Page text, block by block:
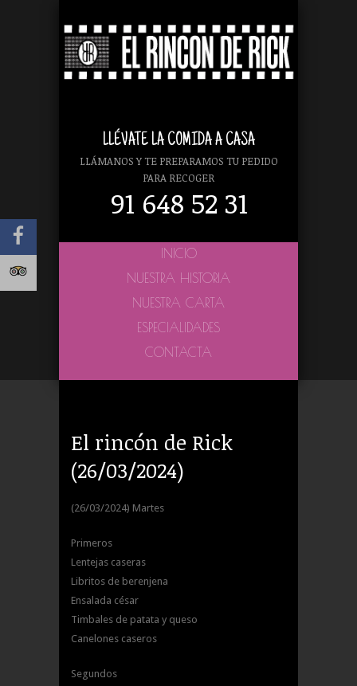
LLÉVATE LA COMIDA A CASA
LLÁMANOS Y TE PREPARAMOS TU PEDIDO
PARA RECOGER
91 648 52 31
INICIO
NUESTRA HISTORIA
NUESTRA CARTA
ESPECIALIDADES
CONTACTA
El rincón de Rick
(26/03/2024)
(26/03/2024) Martes
Primeros
Lentejas caseras
Libritos de berenjena
Ensalada césar
Timbales de patata y queso
Canelones caseros
Segundos